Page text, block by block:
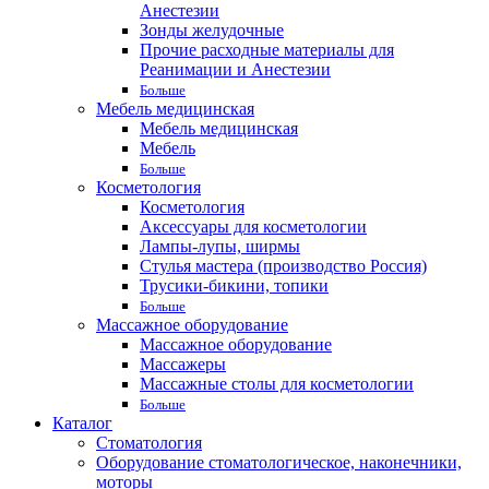
Анестезии
Зонды желудочные
Прочие расходные материалы для
Реанимации и Анестезии
Больше
Мебель медицинская
Мебель медицинская
Мебель
Больше
Косметология
Косметология
Аксессуары для косметологии
Лампы-лупы, ширмы
Стулья мастера (производство Россия)
Трусики-бикини, топики
Больше
Массажное оборудование
Массажное оборудование
Массажеры
Массажные столы для косметологии
Больше
Каталог
Стоматология
Оборудование стоматологическое, наконечники,
моторы